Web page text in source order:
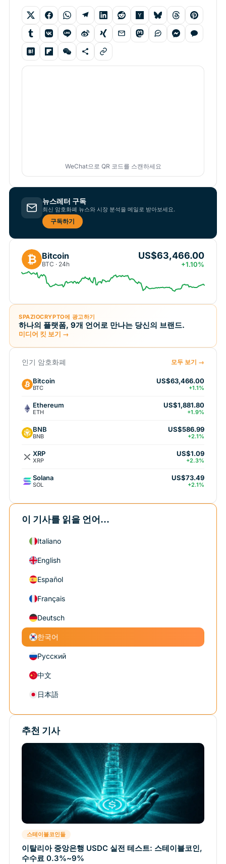
WeChat으로 QR 코드를 스캔하세요
뉴스레터 구독
최신 암호화폐 뉴스와 시장 분석을 메일로 받아보세요.
구독하기
₿ Bitcoin
BTC · 24h
US$63,466.00
+1.10%
SPAZIOCRYPTO에 광고하기
하나의 플랫폼, 9개 언어로 만나는 당신의 브랜드.
미디어 킷 보기 →
인기 암호화폐 모두 보기 →
Bitcoin
BTC
US$63,466.00
+1.1%
Ethereum
ETH
US$1,881.80
+1.9%
BNB
BNB
US$586.99
+2.1%
XRP
XRP
US$1.09
+2.3%
Solana
SOL
US$73.49
+2.1%
이 기사를 읽을 언어...
Italiano
English
Español
Français
Deutsch
한국어
Русский
中文
日本語
추천 기사
스테이블코인들
이탈리아 중앙은행 USDC 실전 테스트: 스테이블코인,
수수료 0.3%~9%